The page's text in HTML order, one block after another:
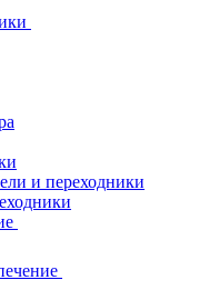
и переходники